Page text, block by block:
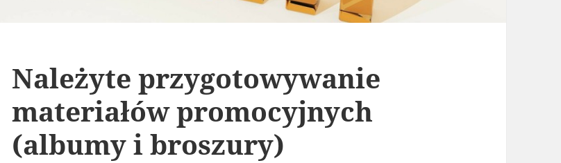
Należyte przygotowywanie
materiałów promocyjnych
(albumy i broszury)